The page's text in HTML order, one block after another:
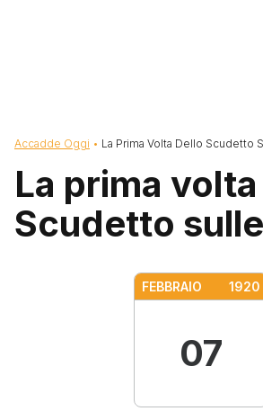
Briciole di pane
Accadde Oggi La Prima Volta Dello Scudetto
La prima
Scudetto
FEBBRAIO 1920
07